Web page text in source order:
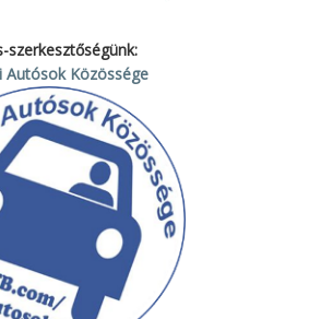
szerkesztőségünk:
Autósok Közössége